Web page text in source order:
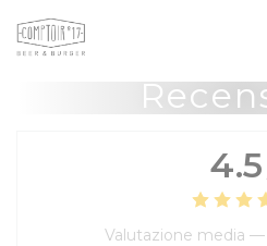
Personalizzazione delle tue
4.5
Valutazione media —